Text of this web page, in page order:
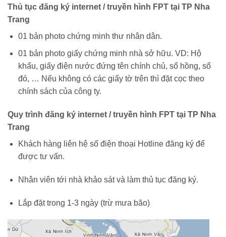
Thủ tục đăng ký internet / truyền hình FPT tại TP Nha
Trang
01 bản photo chứng minh thư nhân dân.
01 bản photo giấy chứng minh nhà sở hữu. VD: Hộ
khẩu, giấy điện nước đứng tên chính chủ, sổ hồng, sổ
đó, … Nếu không có các giấy tờ trên thì đặt cọc theo
chính sách của công ty.
Quy trình đăng ký internet / truyền hình FPT tại TP Nha
Trang
Khách hàng liên hệ số điện thoại Hotline đăng ký để
được tư vấn.
Nhân viên tới nhà khảo sát và làm thủ tục đăng ký.
Lắp đặt trong 1-3 ngày (trừ mưa bão)